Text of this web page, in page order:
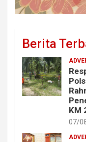
Berita
KM
07/